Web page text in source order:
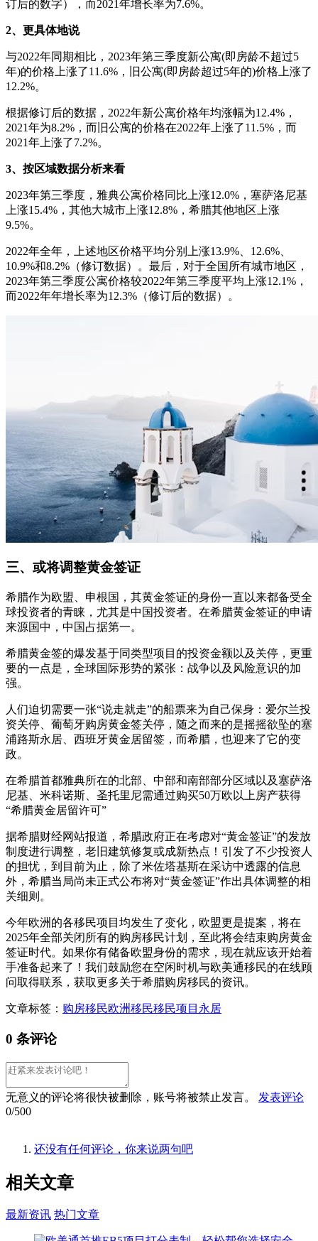
订后的数字），而2021年增长率为7.6%。
2、更具体地说
与2022年同期相比，2023年第三季度新公寓(即房龄不超过5
年)的价格上涨了11.6%，旧公寓(即房龄超过5年的)价格上涨了
12.2%。
根据修订后的数据，2022年新公寓价格年均涨幅为12.4%，
2021年为8.2%，而旧公寓的价格在2022年上涨了11.5%，而
2021年上涨了7.2%。
3、按区域数据分析来看
2023年第三季度，雅典公寓价格同比上涨12.0%，塞萨洛尼基
上涨15.4%，其他大城市上涨12.8%，希腊其他地区上涨
9.5%。
2022年全年，上述地区价格平均分别上涨13.9%、12.6%、
10.9%和8.2%（修订数据）。最后，对于全国所有城市地区，
2023年第三季度公寓价格较2022年第三季度平均上涨12.1%，
而2022年年增长率为12.3%（修订后的数据）。
三、或将调整黄金签证
希腊作为欧盟、申根国，其黄金签证的身份一直以来都备受全
球投资者的青睐，尤其是中国投资者。在希腊黄金签证的申请
来源国中，中国占据第一。
希腊黄金签的爆发基于同类型项目的投资金额以及关停，更重
要的一点是，全球国际形势的紧张：战争以及风险意识的加
强。
人们迫切需要一张“说走就走”的船票来为自己保身：爱尔兰投
资关停、葡萄牙购房黄金签关停，随之而来的是摇摇欲坠的塞
浦路斯永居、西班牙黄金居留签，而希腊，也迎来了它的变
政。
在希腊首都雅典所在的北部、中部和南部部分区域以及塞萨洛
尼基、米科诺斯、圣托里尼需通过购买50万欧以上房产获得
“希腊黄金居留许可”
据希腊财经网站报道，希腊政府正在考虑对“黄金签证”的发放
制度进行调整，老旧建筑修复或成新热点！引发了不少投资人
的担忧，到目前为止，除了米佐塔基斯在采访中透露的信息
外，希腊当局尚未正式公布将对“黄金签证”作出具体调整的相
关细则。
今年欧洲的各移民项目均发生了变化，欧盟更是提案，将在
2025年全部关闭所有的购房移民计划，至此将会结束购房黄金
签证时代。如果你有储备欧盟身份的需求，现在就应该开始着
手准备起来了！我们鼓励您在空闲时机与欧美通移民的在线顾
问取得联系，获取更多关于希腊购房移民的资讯。
文章标签： 购房移民欧洲移民移民项目 永居
0 条评论
无意义的评论将很快被删除，账号将被禁止发言。
发表评论
0/500
还没有任何评论，你来说两句吧
相关文章
最新资讯 热门文章